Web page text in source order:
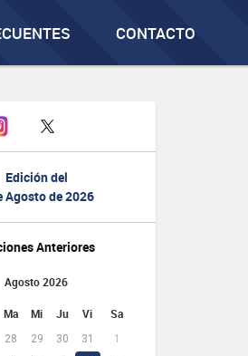
CONTACTO
Edición del
Agosto de 2026
Anteriores
Agosto 2026
Ma Mi Ju Vi Sa
28 29 30 31
1